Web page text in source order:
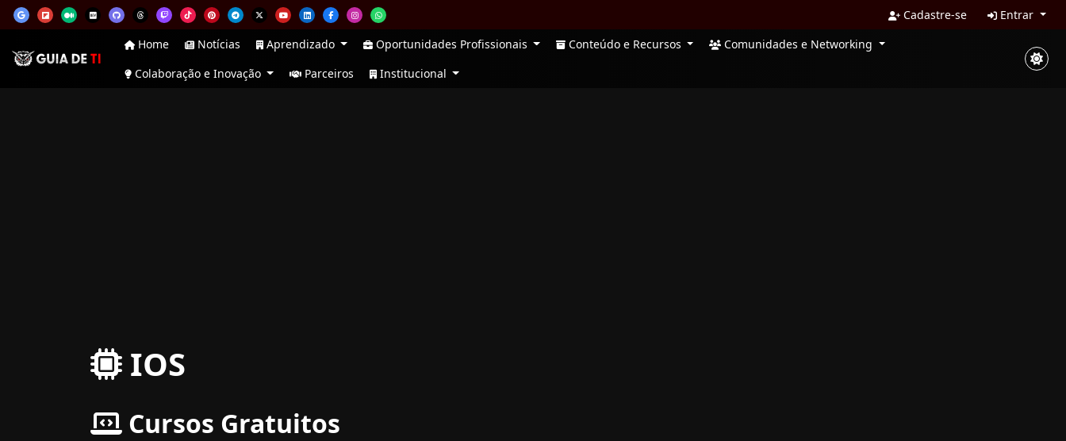
Cadastre-se
Entrar
Home
Notícias Aprendizado Oportunidades Profissionais Conteúdo e Recursos
Comunidades e Networking
Colaboração e Inovação
Parceiros Institucional
IOS
Cursos Gratuitos